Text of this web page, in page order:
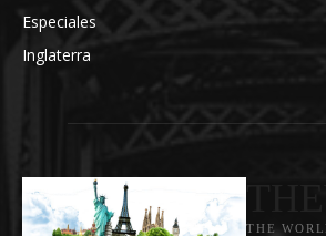
Especiales
Inglaterra
THE